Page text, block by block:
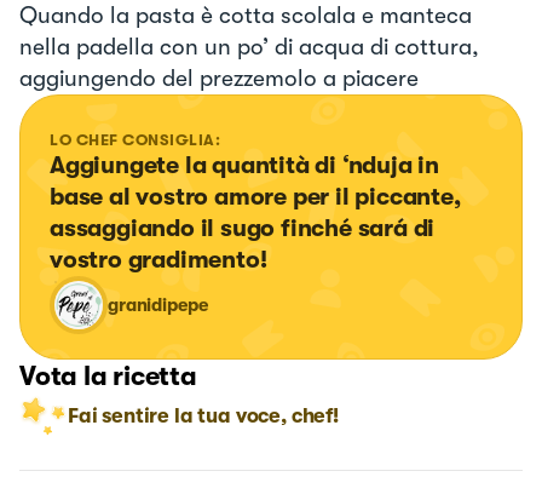
Quando la pasta è cotta scolala e manteca
nella padella con un po’ di acqua di cottura,
aggiungendo del prezzemolo a piacere
LO CHEF CONSIGLIA:
Aggiungete la quantità di ‘nduja in
base al vostro amore per il piccante,
assaggiando il sugo finché sará di
vostro gradimento!
granidipepe
Vota la ricetta
Fai sentire la tua voce, chef!